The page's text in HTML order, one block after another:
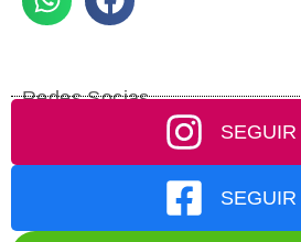
Redes Socias
SEGUIR
SEGUIR